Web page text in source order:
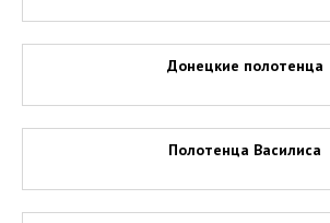
Донецкие полотенца
Полотенца Василиса